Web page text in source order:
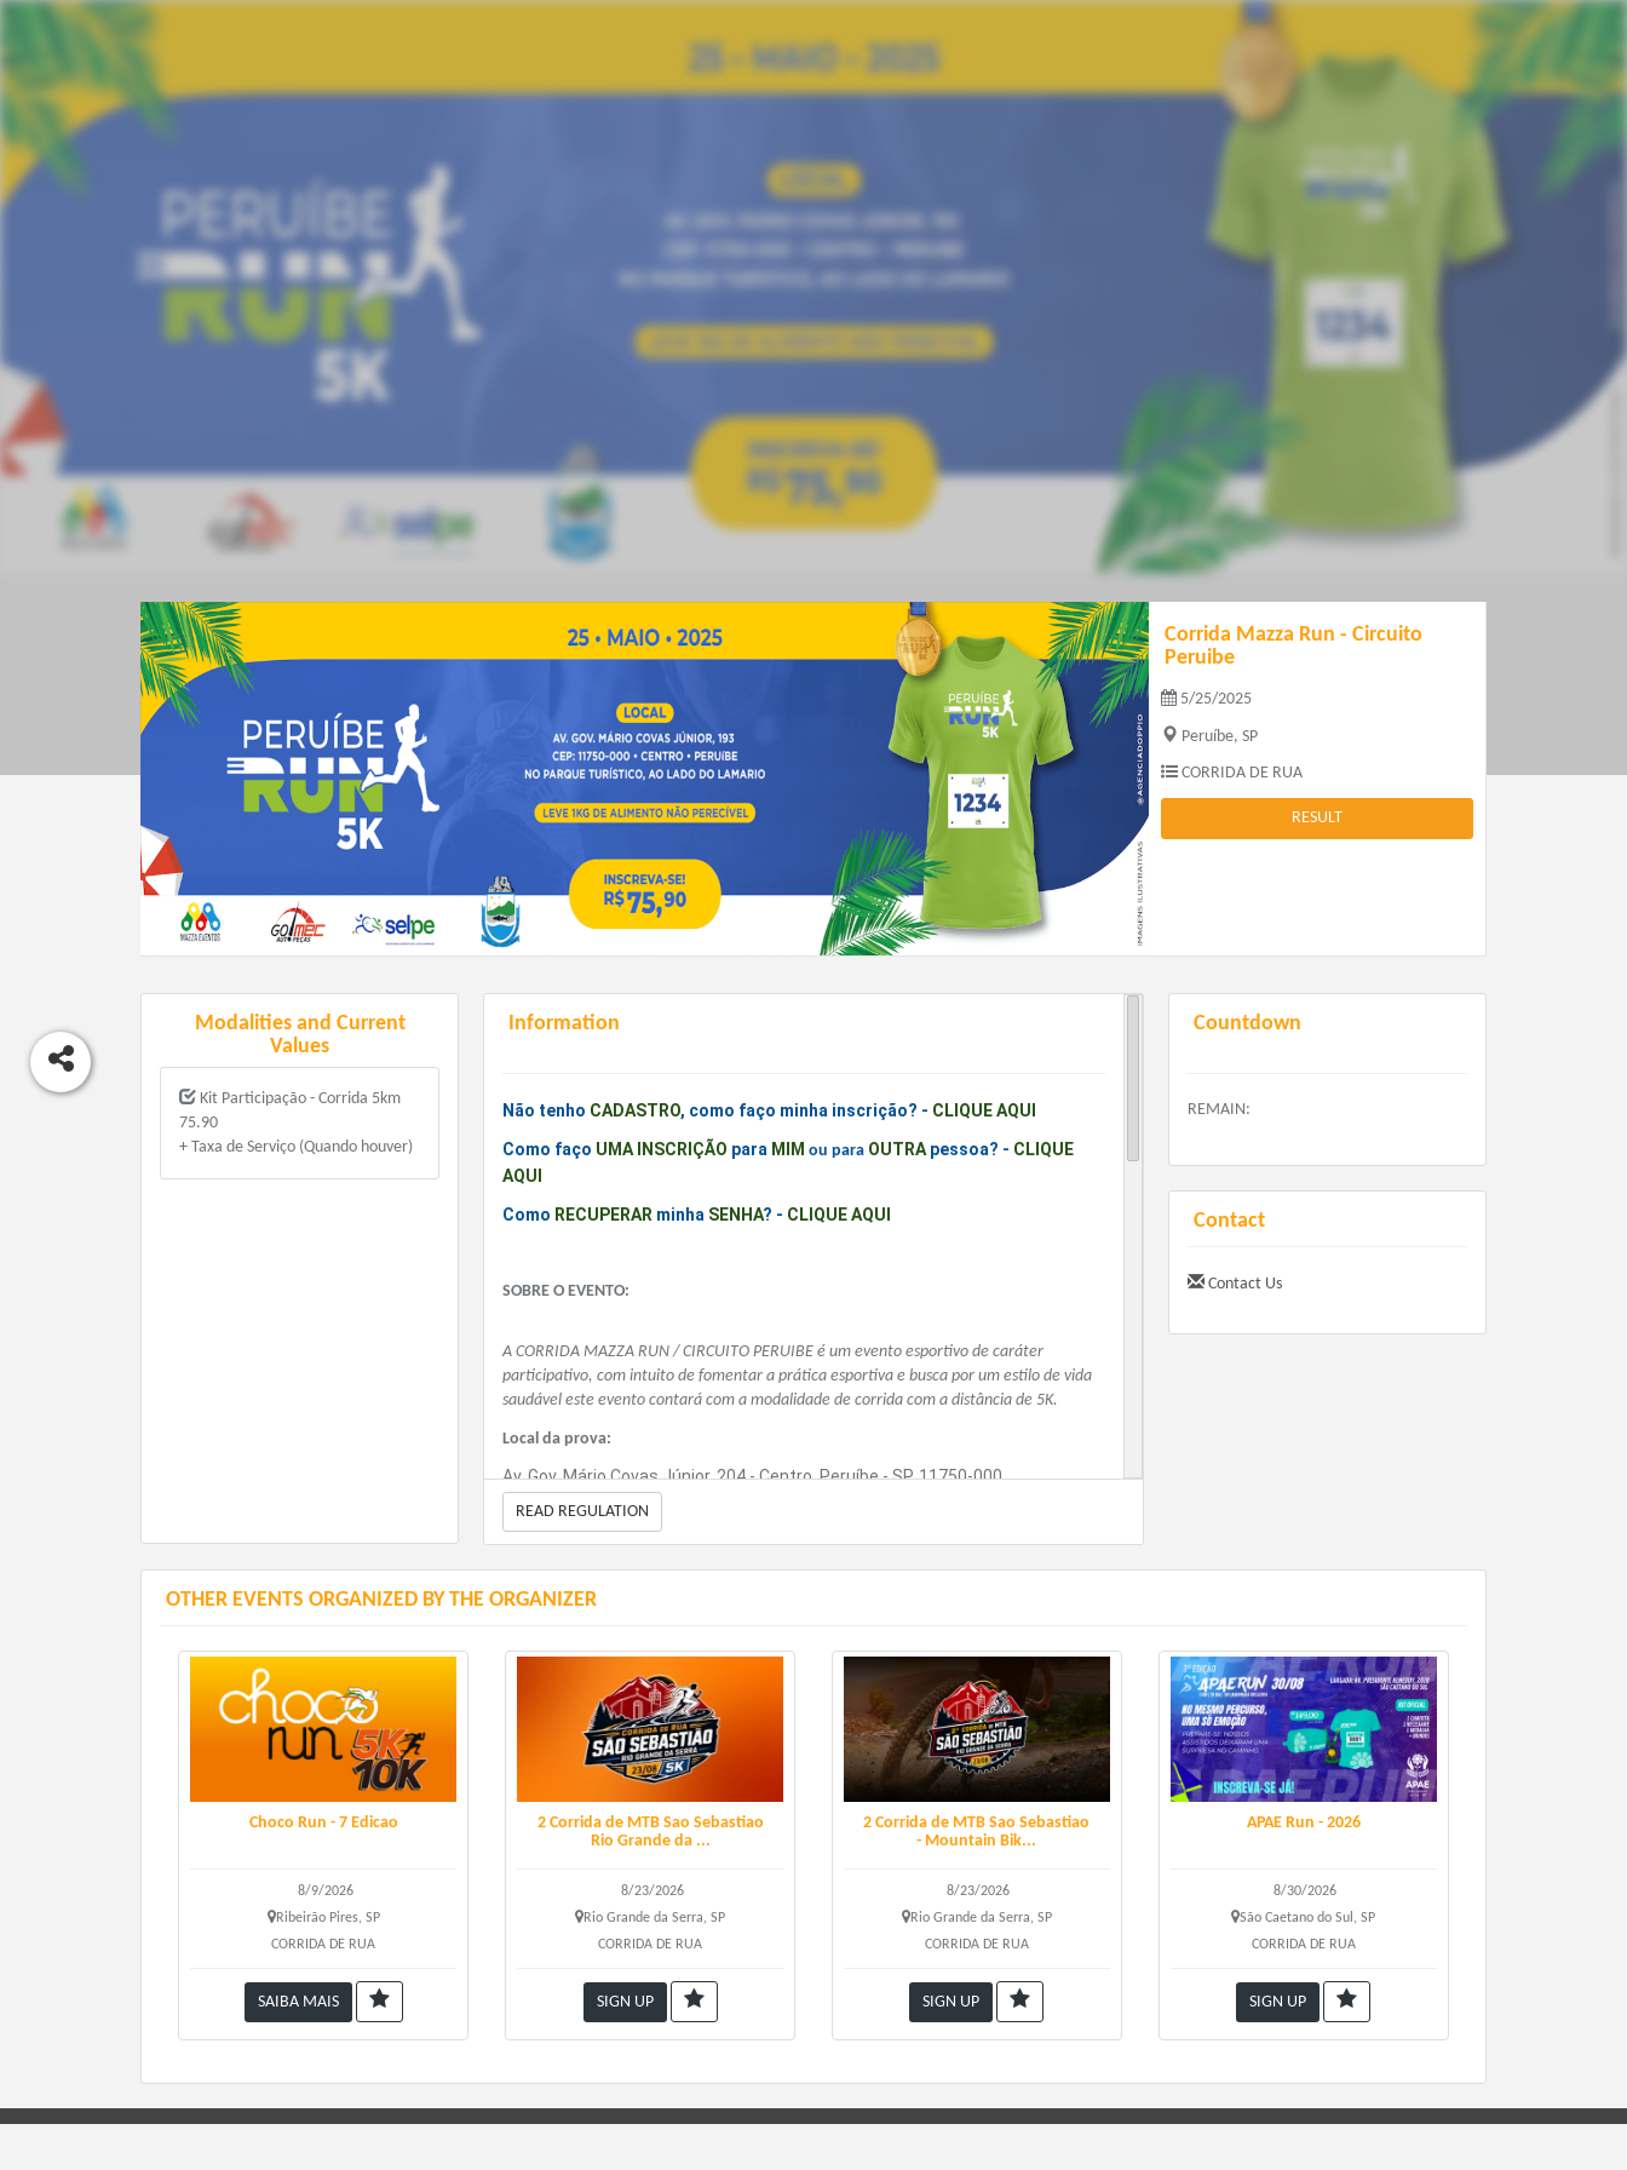
Corrida Mazza Run - Circuito
Peruibe
5/25/2025
Peruíbe, SP
CORRIDA DE RUA
RESULT
Modalities and Current
Values
Kit Participação - Corrida 5km
75.90
+ Taxa de Serviço (Quando houver)
Information
Não tenho CADASTRO, como faço minha inscrição? - CLIQUE AQUI
Como faço UMA INSCRIÇÃO para MIM oupara OUTRA pessoa? - CLIQUE
AQUI
Como RECUPERAR minha SENHA? - CLIQUE AQUI
SOBRE O EVENTO:
A CORRIDA MAZZA RUN / CIRCUITO PERUIBE é um evento esportivo de caráter
participativo, com intuito de fomentar a prática esportiva e busca por um estilo de vida
saudável este evento contará com a modalidade de corrida com a distância de 5K.
Local da prova:
Av. Gov. Mário Covas Júnior, 204 - Centro, Peruíbe - SP, 11750-000
(Parque Turístico ao lado do Lamário)
Data do evento:
Horário de largada:
OBS: NÃO PODERÁ LARGAR FORA DO HORÁRIO COMBINADO.
Kit Participação: R$ 75,90 (mais taxa do site)
READ REGULATION
Countdown
REMAIN:
Contact
Contact Us
OTHER EVENTS ORGANIZED BY THE ORGANIZER
Choco Run - 7 Edicao
8/9/2026
Ribeirão Pires, SP
CORRIDA DE RUA
SAIBA MAIS
2 Corrida de MTB Sao Sebastiao
Rio Grande da ...
8/23/2026
Rio Grande da Serra, SP
CORRIDA DE RUA
SIGN UP
2 Corrida de MTB Sao Sebastiao
- Mountain Bik...
8/23/2026
Rio Grande da Serra, SP
CORRIDA DE RUA
SIGN UP
APAE Run - 2026
8/30/2026
São Caetano do Sul, SP
CORRIDA DE RUA
SIGN UP